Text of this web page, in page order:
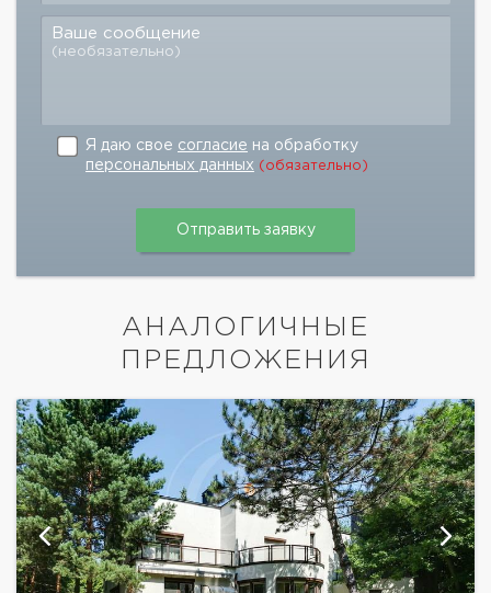
Ваше сообщение
(необязательно)
Я даю свое согласие на обработку
персональных данных (обязательно)
АНАЛОГИЧНЫЕ
ПРЕДЛОЖЕНИЯ